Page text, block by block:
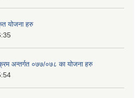
योजना हरु
अन्तर्गत ०७७/०७८ का योजना हरु